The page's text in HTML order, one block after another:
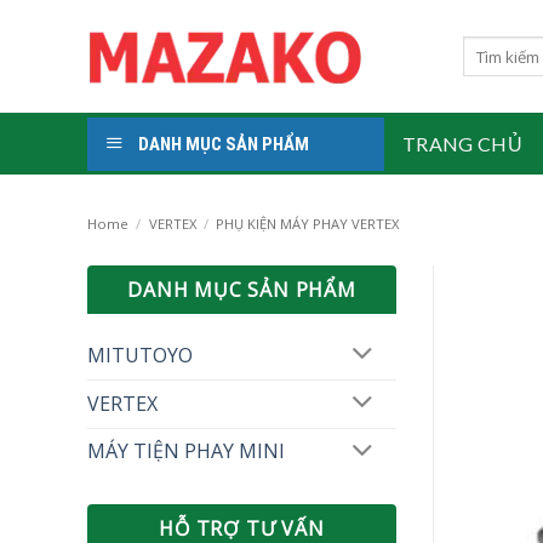
Search
for:
DANH MỤC SẢN PHẨM TRANG CHỦ
Home / VERTEX / PHỤ KIỆN MÁY PHAY VERTEX
DANH MỤC SẢN PHẨM
MITUTOYO
VERTEX
MÁY TIỆN PHAY MINI
HỖ TRỢ TƯ VẤN